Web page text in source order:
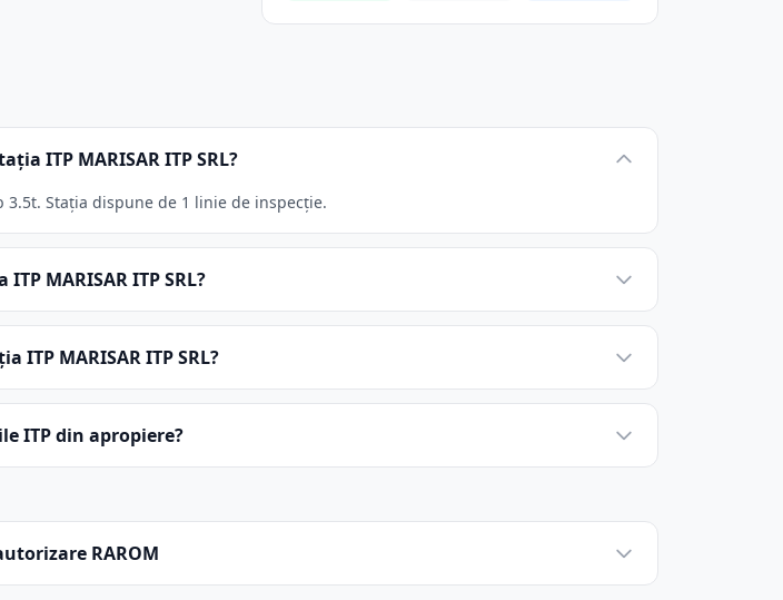
ITP MARISAR ITP SRL?
3.5t. Stația dispune de 1 linie de inspecție.
MARISAR ITP SRL?
ITP MARISAR ITP SRL?
ITP din apropiere?
RAROM